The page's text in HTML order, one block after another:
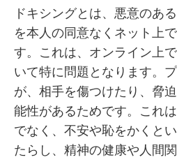
ドキシングとは、悪意のあ
を本人の同意なくネット上
す。これは、オンライン上
いて特に問題となります。
が、相手を傷つけたり、脅
能性があるためです。これ
でなく、不安や恥をかくと
たらし、精神の健康や人間